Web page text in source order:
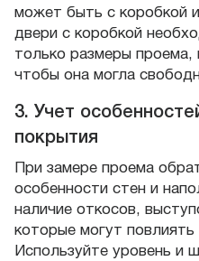
может быть с коробкой
двери с коробкой
только размеры проема,
чтобы она могла
3. Учет
покрытия
При замере проема
особенности стен и
наличие откосов,
которые могут повлиять
Используйте уровень и